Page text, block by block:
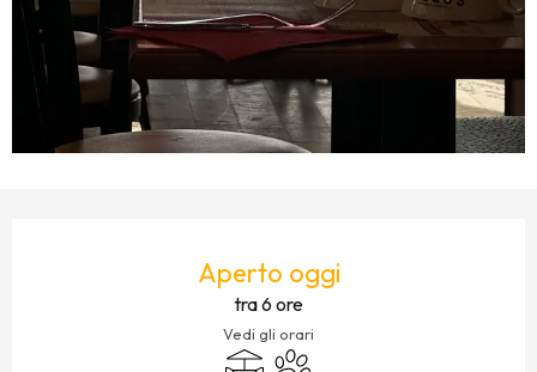
Aperto oggi
tra 6 ore
Vedi gli orari
TerrazzaAnimali ammessi